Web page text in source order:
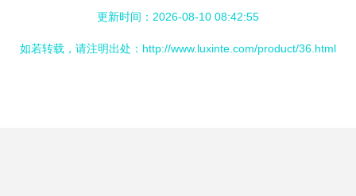
更新时间：2026-08-10 08:42:55
如若转载，请注明出处：http://www.luxinte.com/product/36.html